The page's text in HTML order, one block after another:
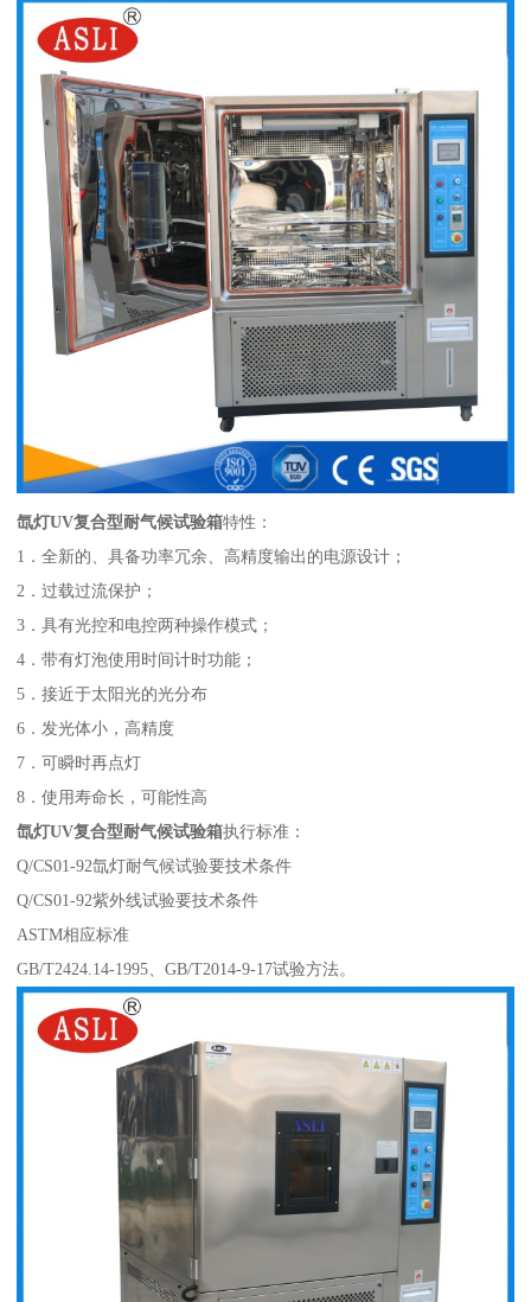
氙灯UV复合型耐气候试验箱特性：
1．全新的、具备功率冗余、高精度输出的电源设计；
2．过载过流保护；
3．具有光控和电控两种操作模式；
4．带有灯泡使用时间计时功能；
5 ．接近于太阳光的光分布
6 ．发光体小，高精度
7 ．可瞬时再点灯
8 ．使用寿命长，可能性高
氙灯UV复合型耐气候试验箱执行标准：
Q/CS01-92氙灯耐气候试验要技术条件
Q/CS01-92紫外线试验要技术条件
ASTM相应标准
GB/T2424.14-1995、GB/T2014-9-17试验方法。